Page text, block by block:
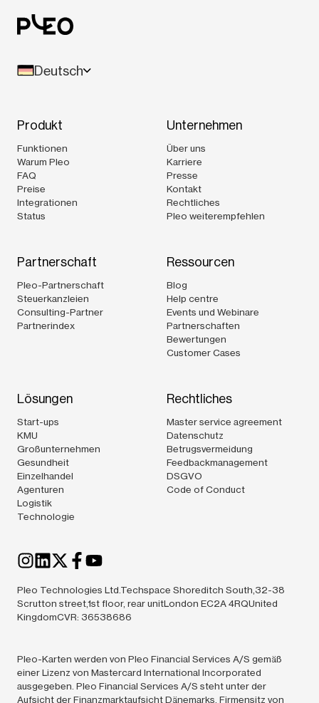
Deutsch
Produkt
Funktionen
Warum Pleo
FAQ
Preise
Integrationen
Status
Unternehmen
Über uns
Karriere
Presse
Kontakt
Rechtliches
Pleo weiterempfehlen
Partnerschaft
Pleo-Partnerschaft
Steuerkanzleien
Consulting-Partner
Partnerindex
Ressourcen
Blog
Help centre
Events und Webinare
Partnerschaften
Bewertungen
Customer Cases
Lösungen
Start-ups
KMU
Großunternehmen
Gesundheit
Einzelhandel
Agenturen
Logistik
Technologie
Rechtliches
Master service agreement
Datenschutz
Betrugsvermeidung
Feedbackmanagement
DSGVO
Code of Conduct
Pleo Technologies Ltd.Techspace Shoreditch South,32-38
Scrutton street,1st floor, rear unitLondon EC2A 4RQUnited
KingdomCVR: 36538686
Pleo-Karten werden von Pleo Financial Services A/S gemäß
einer Lizenz von Mastercard International Incorporated
ausgegeben. Pleo Financial Services A/S steht unter der
Aufsicht der Finanzmarktaufsicht Dänemarks. Firmensitz von